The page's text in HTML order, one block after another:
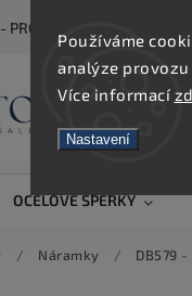
Používáme
analýze
Více informací
Nastavení
ZOBRAZENÍ CEN SE
OCELOVÉ ŠPERKY
/ Náramky / DB579